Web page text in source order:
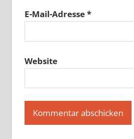
E-Mail-Adresse*
Website